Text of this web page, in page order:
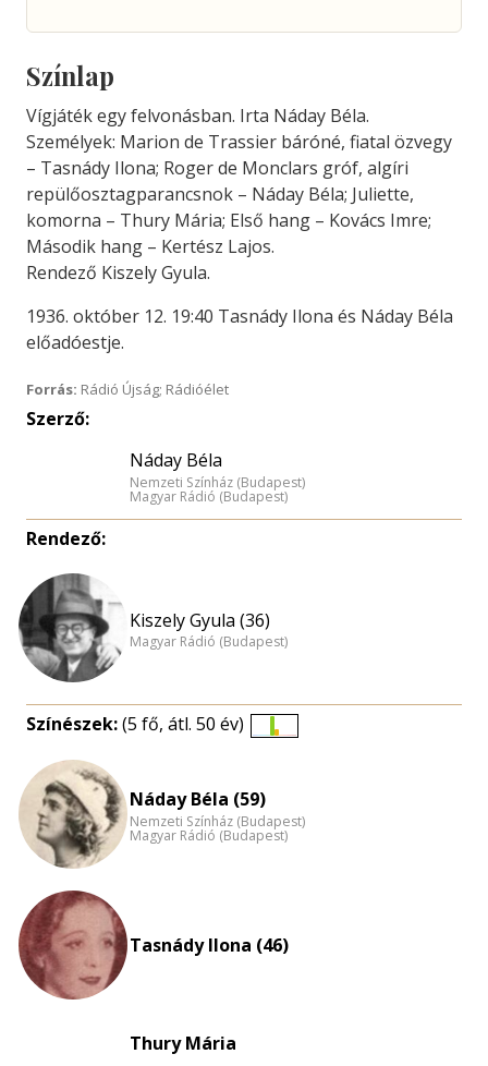
Színlap
Vígjáték egy felvonásban. Irta Náday Béla.
Személyek: Marion de Trassier báróné, fiatal özvegy
– Tasnády Ilona; Roger de Monclars gróf, algíri
repülőosztagparancsnok – Náday Béla; Juliette,
komorna – Thury Mária; Első hang – Kovács Imre;
Második hang – Kertész Lajos.
Rendező Kiszely Gyula.
1936. október 12. 19:40 Tasnády Ilona és Náday Béla
előadóestje.
Forrás: Rádió Újság; Rádióélet
Szerző:
Náday Béla
Nemzeti Színház (Budapest)
Magyar Rádió (Budapest)
Rendező:
Kiszely Gyula (36)
Magyar Rádió (Budapest)
Színészek:(5 fő, átl. 50 év)
Náday Béla (59)
Nemzeti Színház (Budapest)
Magyar Rádió (Budapest)
Tasnády Ilona (46)
Thury Mária